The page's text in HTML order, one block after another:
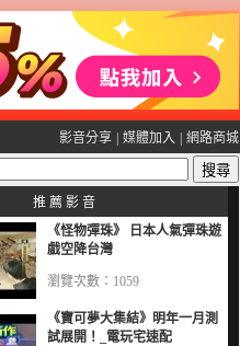
影音分享 媒體加入 網路商城
推 薦 影 音
《怪物彈珠》 日本人氣彈珠遊
戲空降台灣
瀏覽次數：1059
《寶可夢大集結》明年一月測
試展開！_電玩宅速配